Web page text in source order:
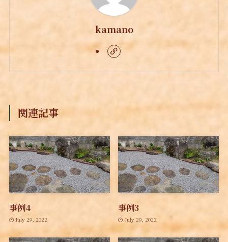
kamano
関連記事
事例4
July 29, 2022
事例3
July 29, 2022